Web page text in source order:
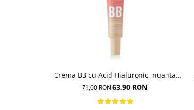
Crema BB cu Acid Hialuronic, nuanta
03W NATURAL 30ml
71,00 RON63,90 RON